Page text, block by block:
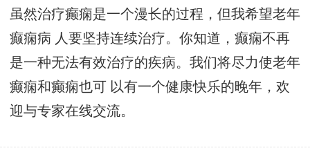
虽然治疗癫痫是一个漫长的过程，但我希望老年
癫痫病 人要坚持连续治疗。你知道，癫痫不再
是一种无法有效治疗的疾病。我们将尽力使老年
癫痫和癫痫也可 以有一个健康快乐的晚年，欢
迎与专家在线交流。